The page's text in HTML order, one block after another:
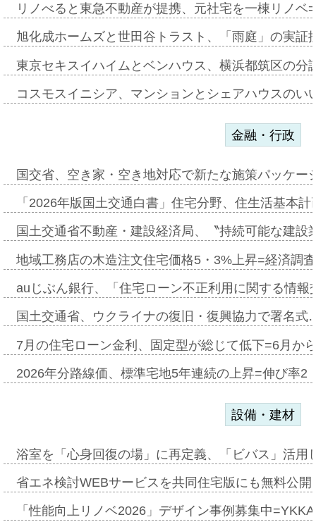
リノべると東急不動産が提携、元社宅を一棟リノ
旭化成ホームズと世田谷トラスト、「雨庭」の実
東京セキスイハイムとベンハウス、横浜都筑区の
コスモスイニシア、マンションとシェアハウスの
金融・行政
国交省、空き家・空き地対応で新たな施策パッケ
「2026年版国土交通白書」住宅分野、住生活基本
国土交通省不動産・建設経済局、〝持続可能な建
地域工務店の木造注文住宅価格5・3%上昇=経済調
auじぶん銀行、「住宅ローン不正利用に関する情
国土交通省、ウクライナの復旧・復興協力で署名
7月の住宅ローン金利、固定型が総じて低下=6月か
2026年分路線価、標準宅地5年連続の上昇=伸び率
設備・建材
浴室を「心身回復の場」に再定義、「ビバス」活
省エネ検討WEBサービスを共同住宅版にも無料公
「性能向上リノベ2026」デザイン事例募集中